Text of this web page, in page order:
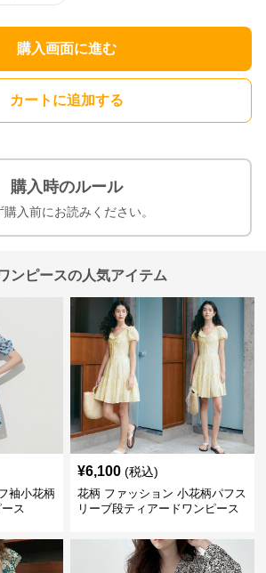
購入画面に進む
カートに追加する
購入時のルール
購入前にお読みください。
ンピースの人気アイテム
袖小花柄
ス
¥6,100 (税込)
花柄 ファッション 小花柄パフス
リーブ段ティアードワンピース